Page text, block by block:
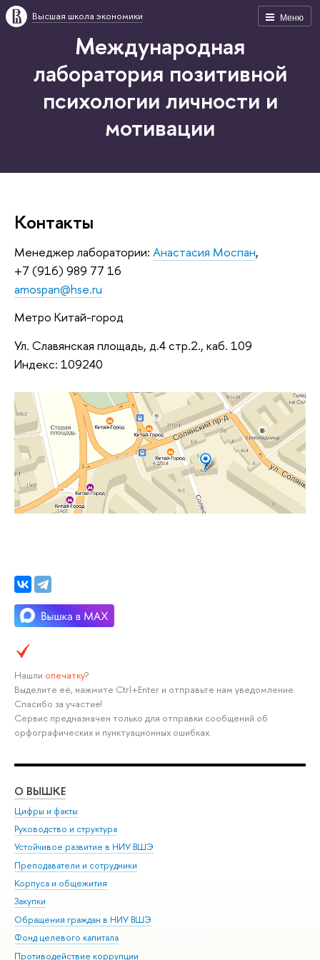
Меню
Высшая школа экономики
Международная
лаборатория позитивной
психологии личности и
мотивации
Контакты
Менеджер лаборатории: Анастасия Моспан,
+7 (916) 989 77 16
amospan@hse.ru
Метро Китай-город
Ул. Славянская площадь, д.4 стр.2., каб. 109
Индекс: 109240
Нашли опечатку?
Выделите её, нажмите Ctrl+Enter и отправьте нам уведомление.
Спасибо за участие!
Сервис предназначен только для отправки сообщений об
орфографических и пунктуационных ошибках.
О ВЫШКЕ
Цифры и факты
Руководство и структура
Устойчивое развитие в НИУ ВШЭ
Преподаватели и сотрудники
Корпуса и общежития
Закупки
Обращения граждан в НИУ ВШЭ
Фонд целевого капитала
Противодействие коррупции